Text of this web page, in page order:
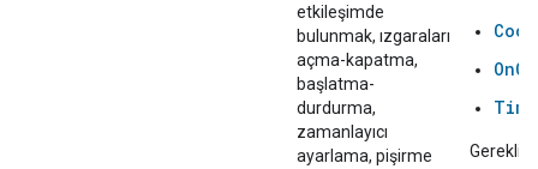
etkileşimde
bulunmak, ızgaraları
açma-kapatma,
başlatma-
durdurma,
zamanlayıcı
ayarlama, pişirme
Cook
Gerekli: